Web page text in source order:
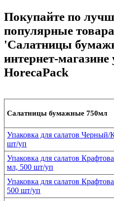
Покупайте по
популярные
'Салатницы
интернет-
HorecaPack
Салатницы бумажные 750мл
Упаковка для салатов
шт/уп
Упаковка для салатов
мл, 500 шт/уп
Упаковка для салатов
500 шт/уп